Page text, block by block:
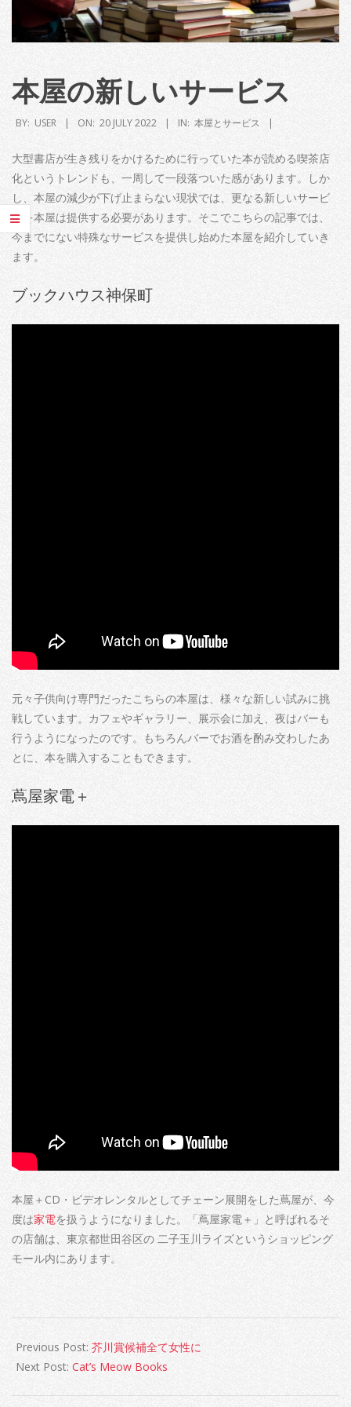
本屋の新しいサービス
BY: USER ON: 20 JULY 2022 IN: 本屋とサービス
大型書店が生き残りをかけるために行っていた本が読める喫茶店
化というトレンドも、一周して一段落ついた感があります。しか
し、本屋の減少が下げ止まらない現状では、更なる新しいサービ
スを本屋は提供する必要があります。そこでこちらの記事では、
今までにない特殊なサービスを提供し始めた本屋を紹介していき
ます。
ブックハウス神保町
元々子供向け専門だったこちらの本屋は、様々な新しい試みに挑
戦しています。カフェやギャラリー、展示会に加え、夜はバーも
行うようになったのです。もちろんバーでお酒を酌み交わしたあ
とに、本を購入することもできます。
蔦屋家電＋
本屋＋CD・ビデオレンタルとしてチェーン展開をした蔦屋が、今
度は家電を扱うようになりました。「蔦屋家電＋」と呼ばれるそ
の店舗は、東京都世田谷区の 二子玉川ライズというショッピング
モール内にあります。
07-
20
Previous Post: 芥川賞候補全て女性に
Next Post: Cat’s Meow Books